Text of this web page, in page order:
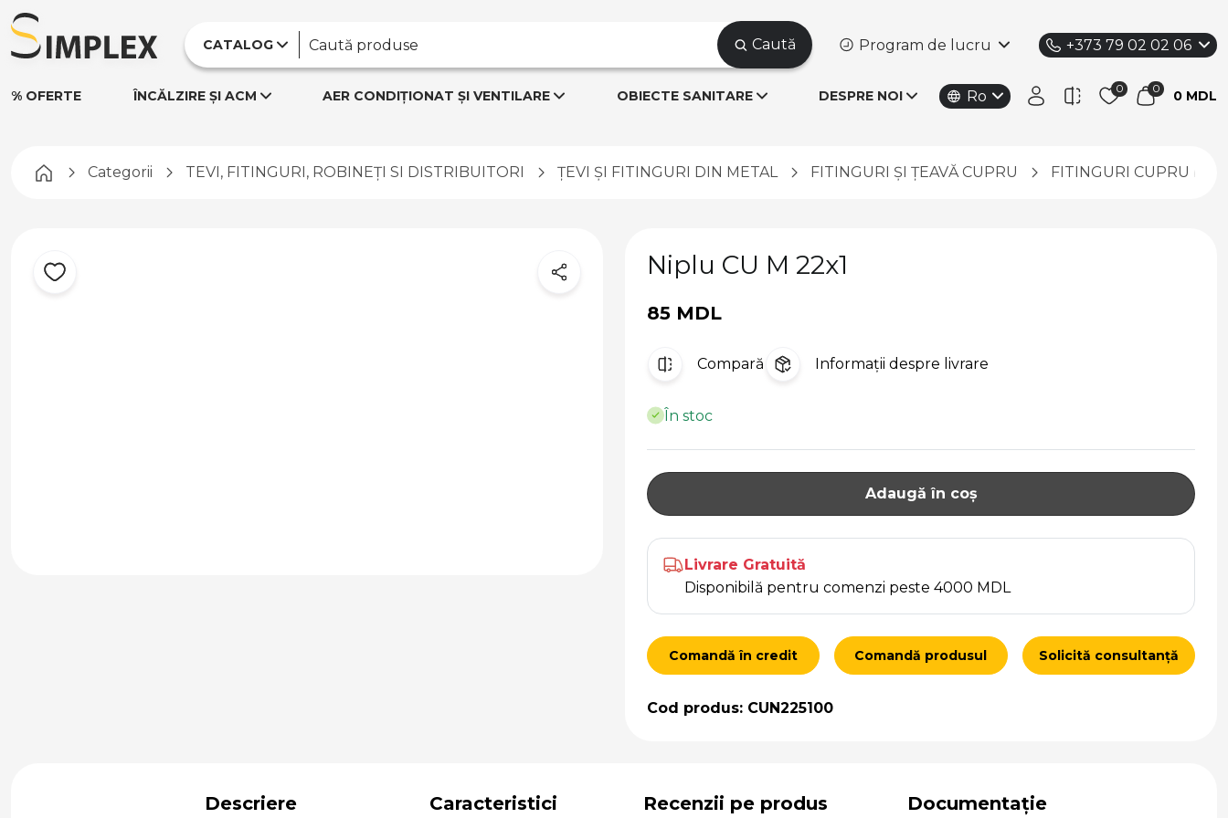
CATALOG Caută Program de lucru +373 79 02 02 06
% OFERTE ÎNCĂLZIRE ȘI ACM AER CONDIȚIONAT ȘI VENTILARE OBIECTE SANITARE DESPRE NOI Ro 0 MDL
Pagina principală
Categorii TEVI, FITINGURI, ROBINEȚI SI DISTRIBUITORI ȚEVI ȘI FITINGURI DIN METAL FITINGURI ȘI ȚEAVĂ CUPRU FITINGURI CUPRU
Niplu CU M 22x1
85 MDL
Compară Informații despre livrare
În stoc
Adaugă în coș
Livrare Gratuită
Disponibilă pentru comenzi peste 4000 MDL
Comandă în credit Comandă produsul Solicită consultanță
Cod produs: CUN225100
Descriere Caracteristici Recenzii pe produs Documentație